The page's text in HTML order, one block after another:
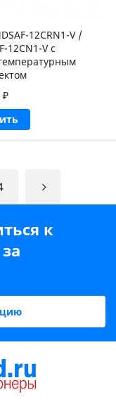
12CRN1-V /
12CN1-V с
₽
к